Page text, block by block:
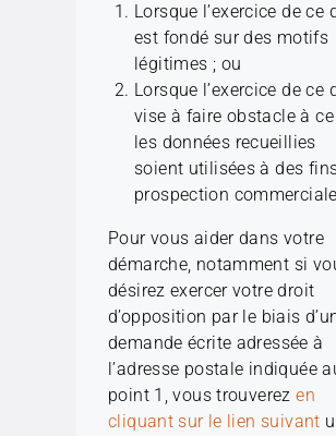
Lorsque l’exercice de ce
est fondé sur des motifs
légitimes ; ou
Lorsque l’exercice de ce
vise à faire obstacle à
les données recueillies
soient utilisées à des
prospection
Pour vous aider dans votre
démarche, notamment si
désirez exercer votre droit
d’opposition par le biais
demande écrite adressée à
l’adresse postale indiquée
point 1, vous trouverezen
cliquant sur le lien suivant